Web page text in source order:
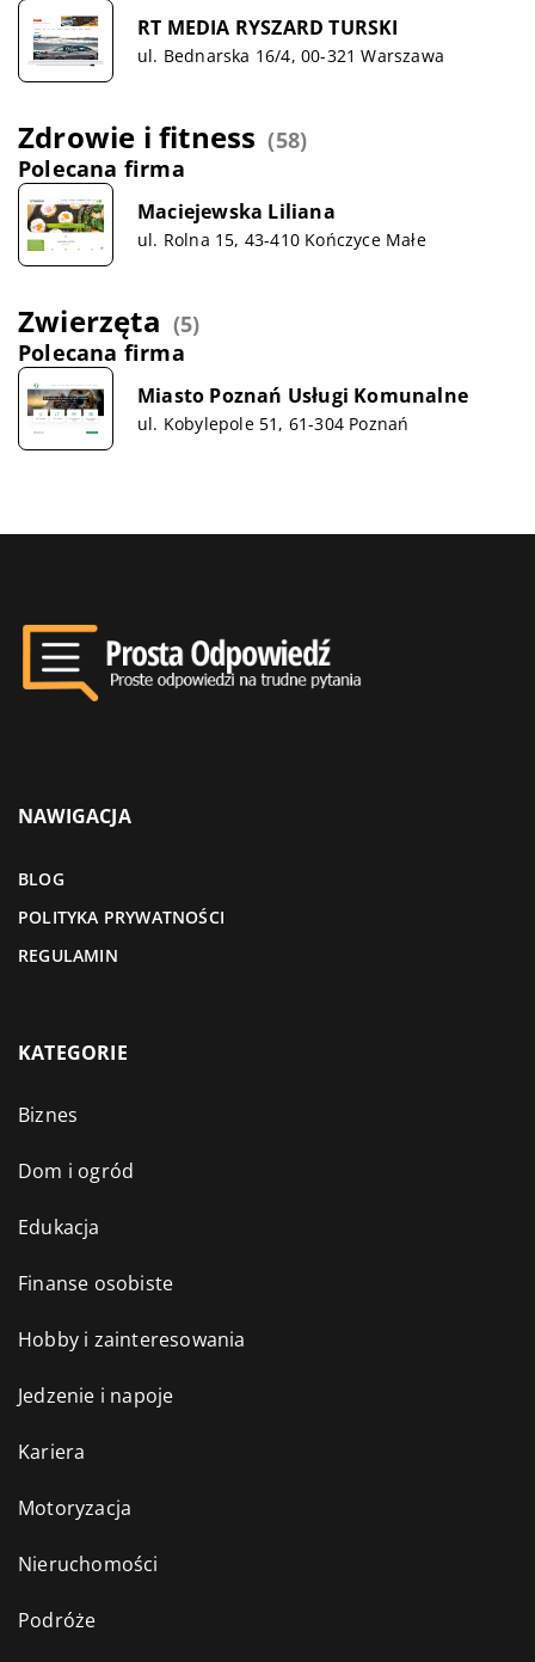
RT MEDIA RYSZARD TURSKI
ul. Bednarska 16/4, 00-321 Warszawa
Zdrowie i fitness (58)
Polecana firma
Maciejewska Liliana
ul. Rolna 15, 43-410 Kończyce Małe
Zwierzęta (5)
Polecana firma
Miasto Poznań Usługi Komunalne
ul. Kobylepole 51, 61-304 Poznań
NAWIGACJA
BLOG
POLITYKA PRYWATNOŚCI
REGULAMIN
KATEGORIE
Biznes
Dom i ogród
Edukacja
Finanse osobiste
Hobby i zainteresowania
Jedzenie i napoje
Kariera
Motoryzacja
Nieruchomości
Podróże